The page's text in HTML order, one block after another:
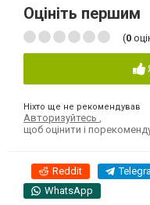
Оцініть першим
(0
Ніхто ще не рекомендував
Авторизуйтесь ,
щоб оцінити і
Reddit
WhatsApp